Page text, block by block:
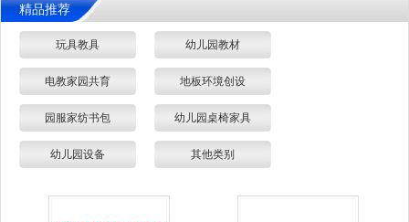
精品推荐
玩具教具 幼儿园教材
电教家园共育 地板环境创设
园服家纺书包 幼儿园桌椅家具
幼儿园设备 其他类别